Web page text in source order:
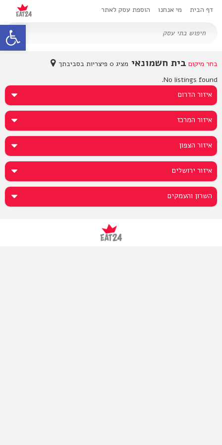
דף הבית מי אנחנו הוספת עסק לאתר
בית חשמונאי בחר מיקום
No listings found.
איזור הדרום
איזור המרכז
איזור הצפון
איזור ירושלים
השרון והעמקים